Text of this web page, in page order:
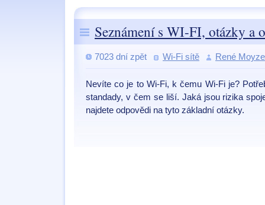
Seznámení s WI-FI, otázky a
7023 dní zpět Wi-Fi sítě René
Nevíte co je to Wi-Fi, k čemu Wi-Fi je?
standady, v čem se liší. Jaká jsou rizika
najdete odpovědi na tyto základní otázky.